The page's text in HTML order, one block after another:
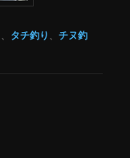
タチ釣り 、チヌ釣